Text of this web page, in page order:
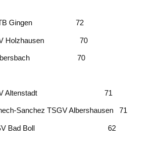
TB Gingen 72
TGV Holzhausen 70
TV Ebersbach 70
TV Altenstadt 71
Sanchez TSGV Albershausen 71
TSV Bad Boll 62